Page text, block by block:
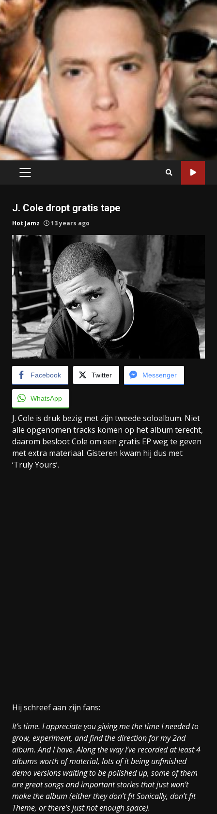
PRIMARY
J. Cole dropt gratis tape
Hot Jamz 13 years ago
Facebook Twitter Messenger
WhatsApp
J. Cole is druk bezig met zijn tweede soloalbum. Niet
alle opgenomen tracks komen op het album terecht,
daarom besloot Cole om een gratis EP weg te geven
met extra materiaal. Gisteren kwam hij dus met
‘Truly Yours’.
Hij schreef aan zijn fans:
It’s time. I appreciate you giving me the time I needed to
grow, experiment, and find the direction for my 2nd
album. And I have. Along the way I’ve recorded at least 4
albums worth of material, lots of it being unfinished
demo versions waiting to be polished up, some of them
are great songs and important stories that just won’t
make the album (either they don’t fit Sonically, don’t fit
Theme, or there’s just not enough space).